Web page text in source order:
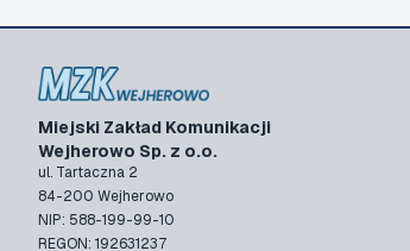
Miejski Zakład Komunikacji
Wejherowo Sp. z o.o.
ul. Tartaczna 2
84-200 Wejherowo
NIP: 588-199-99-10
REGON: 192631237